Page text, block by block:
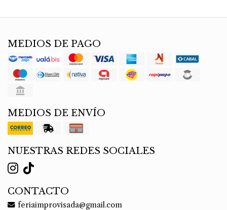
MEDIOS DE PAGO
MEDIOS DE ENVÍO
NUESTRAS REDES SOCIALES
CONTACTO
feriaimprovisada@gmail.com